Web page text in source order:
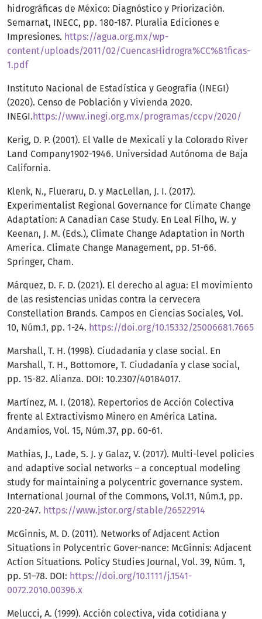
hidrográficas de México: Diagnóstico y Priorización.
Semarnat, INECC, pp. 180-187. Pluralia Ediciones e
Impresiones. https://agua.org.mx/wp-
content/uploads/2011/02/CuencasHidrogra%CC%81ficas-
1.pdf
Instituto Nacional de Estadística y Geografía (INEGI)
(2020). Censo de Población y Vivienda 2020.
INEGI. https://www.inegi.org.mx/programas/ccpv/2020/
Kerig, D. P. (2001). El Valle de Mexicali y la Colorado River
Land Company1902-1946. Universidad Autónoma de Baja
California.
Klenk, N., Flueraru, D. y MacLellan, J. I. (2017).
Experimentalist Regional Governance for Climate Change
Adaptation: A Canadian Case Study. En Leal Filho, W. y
Keenan, J. M. (Eds.), Climate Change Adaptation in North
America. Climate Change Management, pp. 51-66.
Springer, Cham.
Márquez, D. F. D. (2021). El derecho al agua: El movimiento
de las resistencias unidas contra la cervecera
Constellation Brands. Campos en Ciencias Sociales, Vol.
10, Núm.1, pp. 1-24. https://doi.org/10.15332/25006681.7665
Marshall, T. H. (1998). Ciudadanía y clase social. En
Marshall, T. H., Bottomore, T. Ciudadanía y clase social,
pp. 15-82. Alianza. DOI: 10.2307/40184017.
Martínez, M. I. (2018). Repertorios de Acción Colectiva
frente al Extractivismo Minero en América Latina.
Andamios, Vol. 15, Núm.37, pp. 60-61.
Mathias, J., Lade, S. J. y Galaz, V. (2017). Multi-level policies
and adaptive social networks – a conceptual modeling
study for maintaining a polycentric governance system.
International Journal of the Commons, Vol.11, Núm.1, pp.
220-247. https://www.jstor.org/stable/26522914
McGinnis, M. D. (2011). Networks of Adjacent Action
Situations in Polycentric Gover-nance: McGinnis: Adjacent
Action Situations. Policy Studies Journal, Vol. 39, Núm. 1,
pp. 51–78. DOI: https://doi.org/10.1111/j.1541-
0072.2010.00396.x
Melucci, A. (1999). Acción colectiva, vida cotidiana y